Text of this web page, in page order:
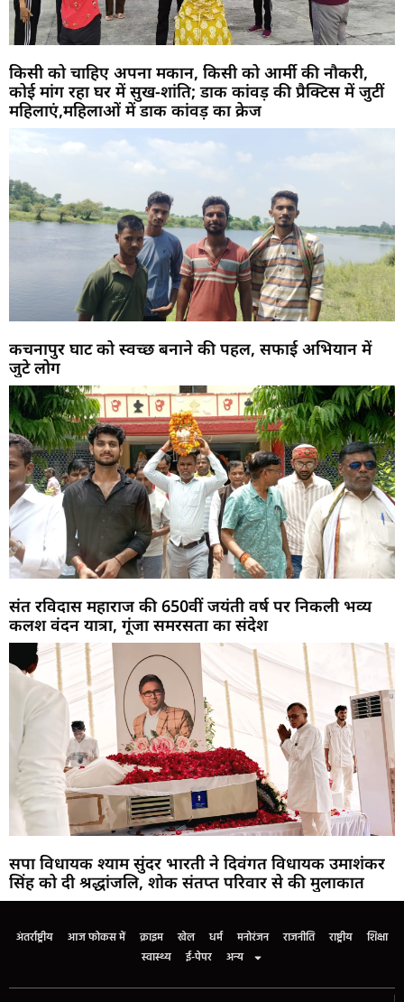
किसी को चाहिए अपना मकान, किसी को आर्मी की नौकरी,
कोई मांग रहा घर में सुख-शांति; डाक कांवड़ की प्रैक्टिस में जुटीं
महिलाएं,महिलाओं में डाक कांवड़ का क्रेज
कचनापुर घाट को स्वच्छ बनाने की पहल, सफाई अभियान में
जुटे लोग
संत रविदास महाराज की 650वीं जयंती वर्ष पर निकली भव्य
कलश वंदन यात्रा, गूंजा समरसता का संदेश
सपा विधायक श्याम सुंदर भारती ने दिवंगत विधायक उमाशंकर
सिंह को दी श्रद्धांजलि, शोक संतप्त परिवार से की मुलाकात
अंतर्राष्ट्रीय आज फोकस में क्राइम खेल धर्म मनोरंजन राजनीति राष्ट्रीय
शिक्षा
स्वास्थ्य
ई-पेपर अन्य